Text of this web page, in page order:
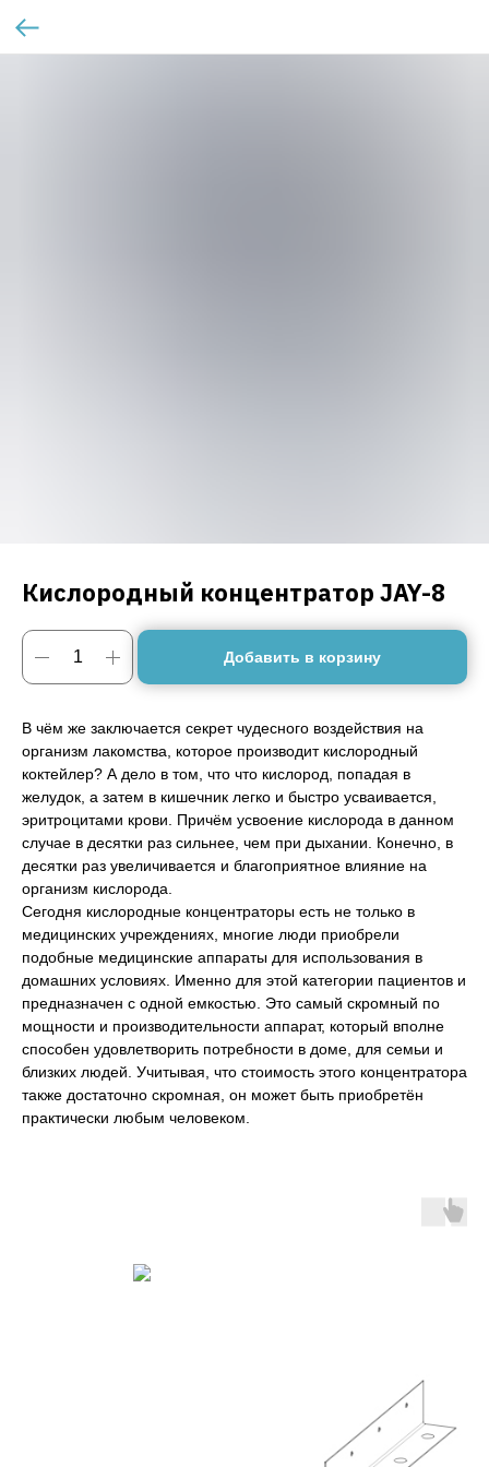
Кислородный концентратор JAY-8
Добавить в корзину
В чём же заключается секрет чудесного воздействия на
организм лакомства, которое производит кислородный
коктейлер? А дело в том, что что кислород, попадая в
желудок, а затем в кишечник легко и быстро усваивается,
эритроцитами крови. Причём усвоение кислорода в данном
случае в десятки раз сильнее, чем при дыхании. Конечно, в
десятки раз увеличивается и благоприятное влияние на
организм кислорода.
Сегодня кислородные концентраторы есть не только в
медицинских учреждениях, многие люди приобрели
подобные медицинские аппараты для использования в
домашних условиях. Именно для этой категории пациентов и
предназначен с одной емкостью. Это самый скромный по
мощности и производительности аппарат, который вполне
способен удовлетворить потребности в доме, для семьи и
близких людей. Учитывая, что стоимость этого концентратора
также достаточно скромная, он может быть приобретён
практически любым человеком.